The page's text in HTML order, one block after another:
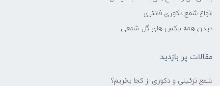
انواع شمع دکوری فانتزی
دیدن همه باکس های گل شمعی
مقالات پر بازدید
شمع تزئینی و دکوری از کجا بخریم؟